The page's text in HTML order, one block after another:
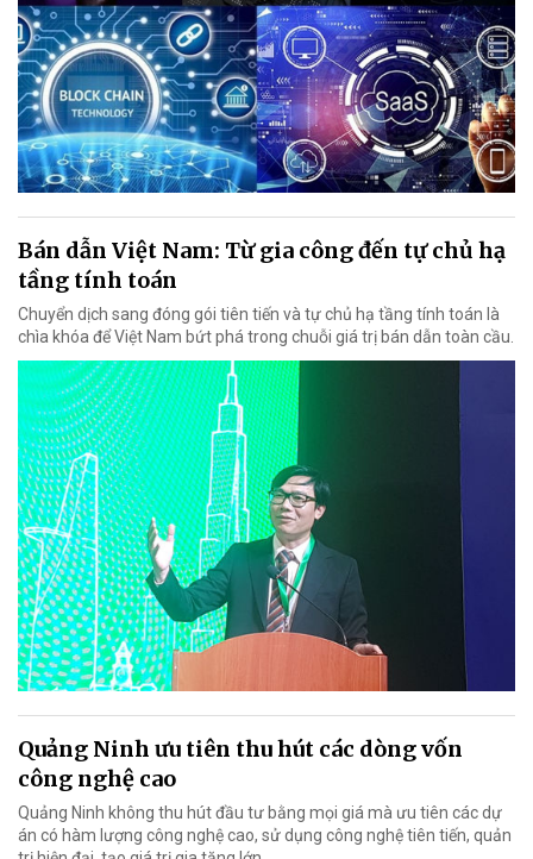
Bán dẫn Việt Nam: Từ gia công đến tự chủ hạ
tầng tính toán
Chuyển dịch sang đóng gói tiên tiến và tự chủ hạ tầng tính toán là
chìa khóa để Việt Nam bứt phá trong chuỗi giá trị bán dẫn toàn cầu.
Quảng Ninh ưu tiên thu hút các dòng vốn
công nghệ cao
Quảng Ninh không thu hút đầu tư bằng mọi giá mà ưu tiên các dự
án có hàm lượng công nghệ cao, sử dụng công nghệ tiên tiến, quản